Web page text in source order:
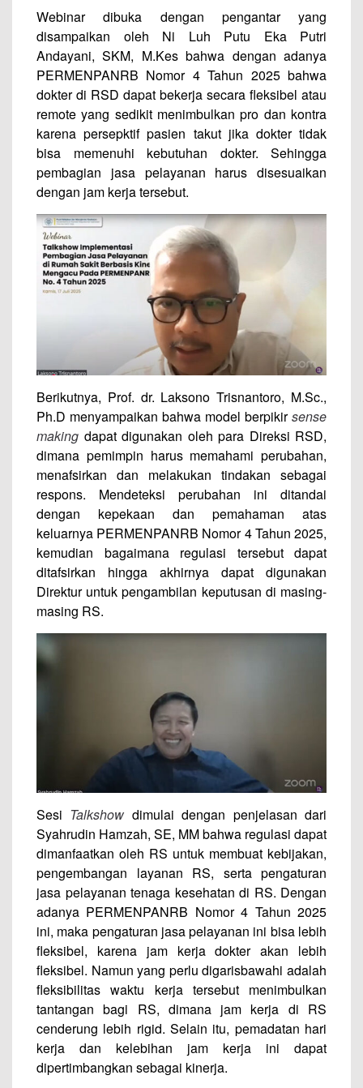
Webinar dibuka dengan pengantar yang
disampaikan oleh Ni Luh Putu Eka Putri
Andayani, SKM, M.Kes bahwa dengan adanya
PERMENPANRB Nomor 4 Tahun 2025 bahwa
dokter di RSD dapat bekerja secara fleksibel atau
remote yang sedikit menimbulkan pro dan kontra
karena persepktif pasien takut jika dokter tidak
bisa memenuhi kebutuhan dokter. Sehingga
pembagian jasa pelayanan harus disesuaikan
dengan jam kerja tersebut.
Berikutnya, Prof. dr. Laksono Trisnantoro, M.Sc.,
Ph.D menyampaikan bahwa model berpikirsense
making dapat digunakan oleh para Direksi RSD,
dimana pemimpin harus memahami perubahan,
menafsirkan dan melakukan tindakan sebagai
respons. Mendeteksi perubahan ini ditandai
dengan kepekaan dan pemahaman atas
keluarnya PERMENPANRB Nomor 4 Tahun 2025,
kemudian bagaimana regulasi tersebut dapat
ditafsirkan hingga akhirnya dapat digunakan
Direktur untuk pengambilan keputusan di masing-
masing RS.
Sesi Talkshow dimulai dengan penjelasan dari
Syahrudin Hamzah, SE, MM bahwa regulasi dapat
dimanfaatkan oleh RS untuk membuat kebijakan,
pengembangan layanan RS, serta pengaturan
jasa pelayanan tenaga kesehatan di RS. Dengan
adanya PERMENPANRB Nomor 4 Tahun 2025
ini, maka pengaturan jasa pelayanan ini bisa lebih
fleksibel, karena jam kerja dokter akan lebih
fleksibel. Namun yang perlu digarisbawahi adalah
fleksibilitas waktu kerja tersebut menimbulkan
tantangan bagi RS, dimana jam kerja di RS
cenderung lebih rigid. Selain itu, pemadatan hari
kerja dan kelebihan jam kerja ini dapat
dipertimbangkan sebagai kinerja.